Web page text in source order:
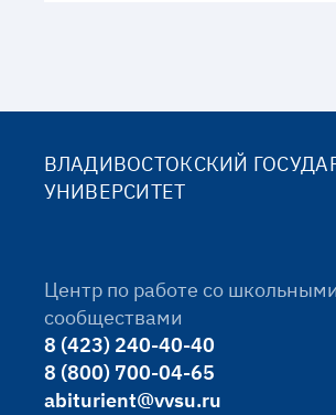
ВЛАДИВОСТОКСКИЙ
УНИВЕРСИТЕТ
Центр по работе со школьными
сообществами
8 (423) 240-40-40
8 (800) 700-04-65
abiturient@vvsu.ru